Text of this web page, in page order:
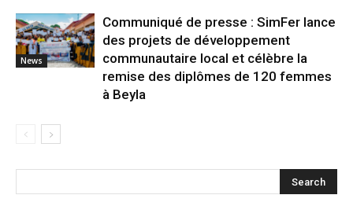
News
Communiqué de presse : SimFer lance
des projets de développement
communautaire local et célèbre la
remise des diplômes de 120 femmes
à Beyla